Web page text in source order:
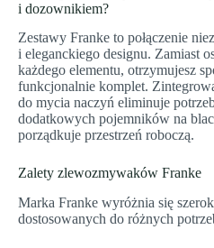
i dozownikiem?
Zestawy Franke to połączenie
i eleganckiego designu. Zamiast
każdego elementu, otrzymujesz
funkcjonalnie komplet.
do mycia naczyń eliminuje
dodatkowych pojemników na
porządkuje przestrzeń roboczą.
Zalety zlewozmywaków Franke
Marka Franke wyróżnia się
dostosowanych do różnych